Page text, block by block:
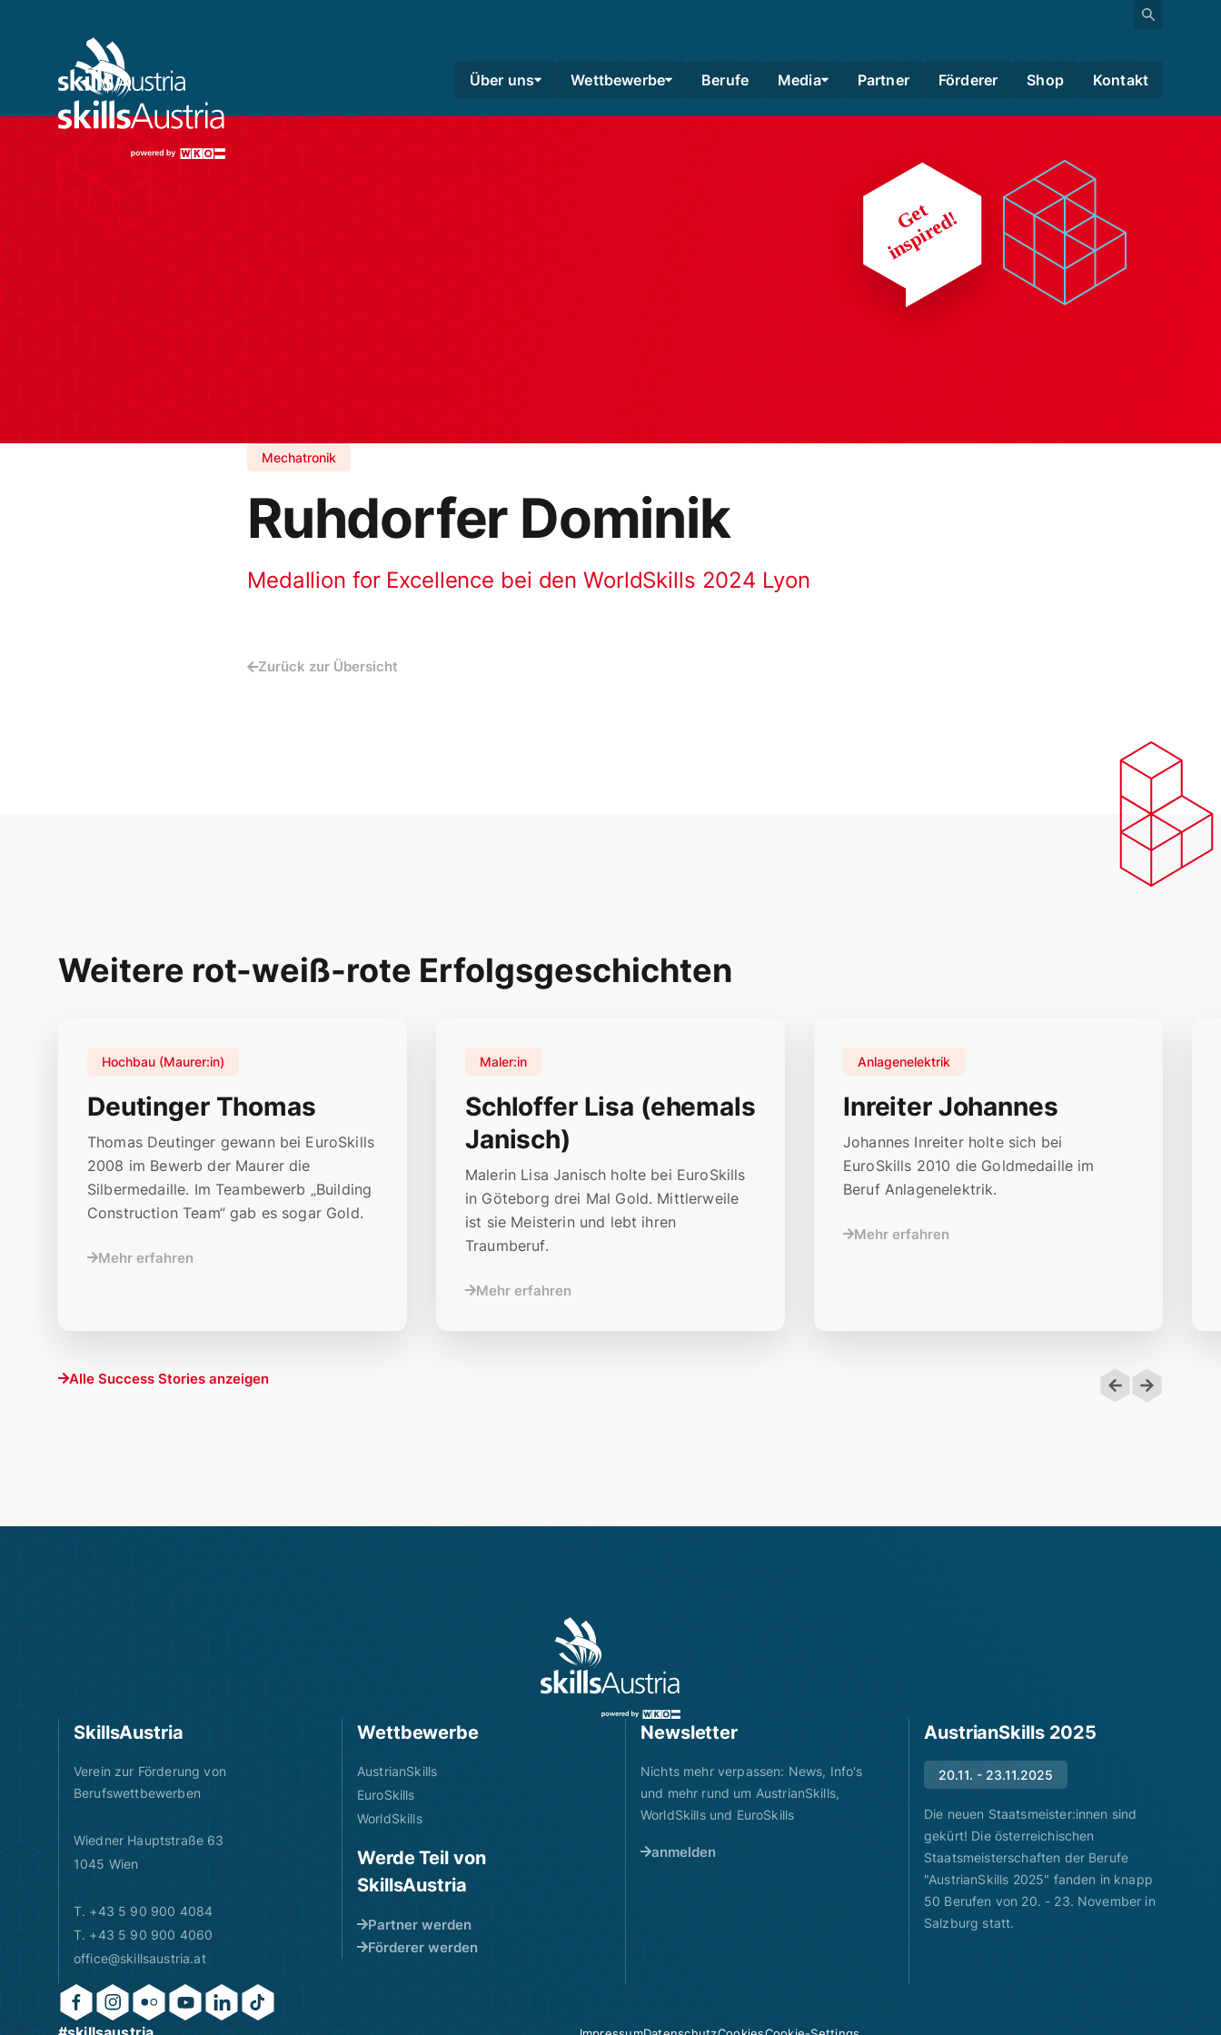
Über uns Wettbewerbe Berufe Media Partner Förderer Shop Kontakt
Mechatronik
Ruhdorfer Dominik
Medallion for Excellence bei den WorldSkills 2024 Lyon
Zurück zur Übersicht
Weitere rot-weiß-rote Erfolgsgeschichten
Deutinger Thomas
Hochbau (Maurer:in)
Thomas Deutinger gewann bei EuroSkills
2008 im Bewerb der Maurer die
Silbermedaille. Im Teambewerb „Building
Construction Team“ gab es sogar Gold.
Mehr erfahren
Schloffer Lisa (ehemals
Janisch)
Maler:in
Malerin Lisa Janisch holte bei EuroSkills
in Göteborg drei Mal Gold. Mittlerweile
ist sie Meisterin und lebt ihren
Traumberuf.
Mehr erfahren
Inreiter Johannes
Anlagenelektrik
Johannes Inreiter holte sich bei
EuroSkills 2010 die Goldmedaille im
Beruf Anlagenelektrik.
Mehr erfahren
Alle Success Stories anzeigen
SkillsAustria
Verein zur Förderung von
Berufswettbewerben
Wiedner Hauptstraße 63
1045 Wien
T. +43 5 90 900 4084
T. +43 5 90 900 4060
office@skillsaustria.at
Wettbewerbe
AustrianSkills
EuroSkills
WorldSkills
Werde Teil von
SkillsAustria
Partner werden
Förderer werden
Newsletter
Nichts mehr verpassen: News, Info's
und mehr rund um AustrianSkills,
WorldSkills und EuroSkills
anmelden
AustrianSkills 2025
20.11. - 23.11.2025
Die neuen Staatsmeister:innen sind
gekürt! Die österreichischen
Staatsmeisterschaften der Berufe
"AustrianSkills 2025" fanden in knapp
50 Berufen von 20. - 23. November in
Salzburg statt.